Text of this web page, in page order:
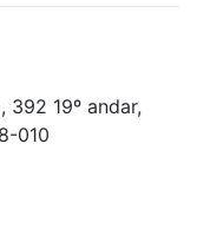
392 19º andar,
010